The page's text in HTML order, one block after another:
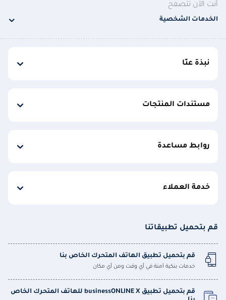
أنت الآن تتصفح
الخدمات الشخصية
نبذة عنّا
مستندات المنتجات
روابط مساعدة
خدمة العملاء
قم بتحميل تطبيقاتنا
قم بتحميل تطبيق الهاتف المتحرك الخاص بنا
خدمات بنكية آمنة في أي وقت ومن أي مكان
قم بتحميل تطبيق businessONLINE X للهاتف المتحرك الخاص